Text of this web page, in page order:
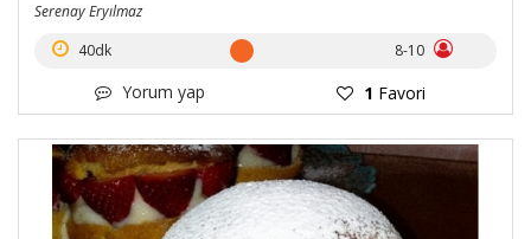
Serenay Eryılmaz
40dk
8-10
Yorum yap 1 Favori